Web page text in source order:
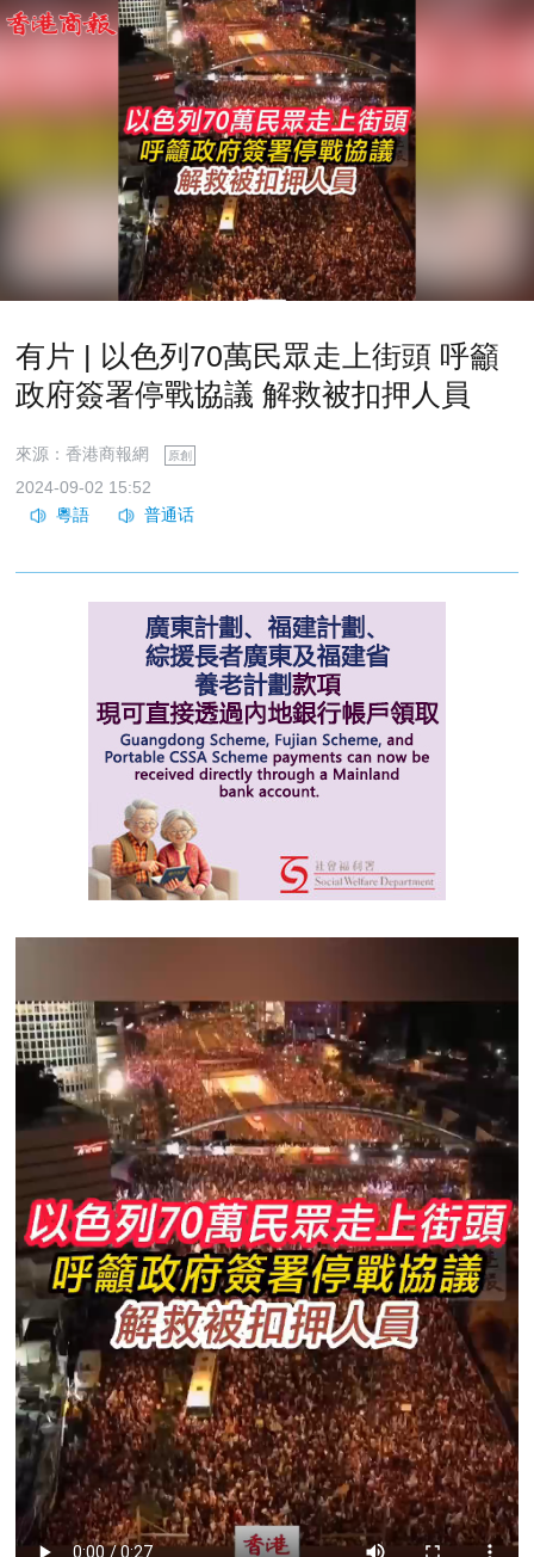
有片 | 以色列70萬民眾走上街頭 呼籲
政府簽署停戰協議 解救被扣押人員
來源：香港商報網 原創
2024-09-02 15:52